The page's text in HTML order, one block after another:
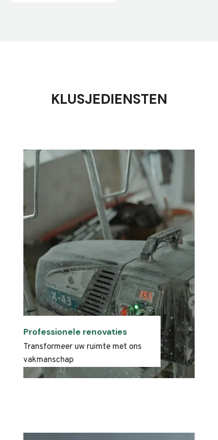
KLUSJEDIENSTEN
Professionele renovaties
Transformeer uw ruimte met ons
vakmanschap